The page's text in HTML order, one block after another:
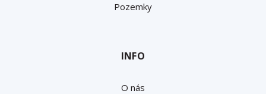
Pozemky
INFO
O nás